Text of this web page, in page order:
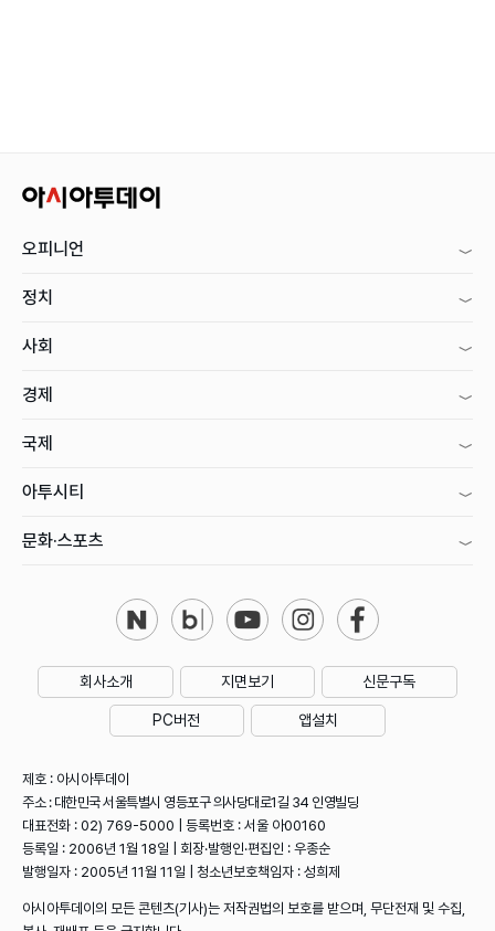
오피니언
정치
사회
경제
국제
아투시티
문화·스포츠
회사소개 지면보기 신문구독
PC버전 앱설치
제호 : 아시아투데이
주소 : 대한민국 서울특별시 영등포구 의사당대로1길 34 인영빌딩
대표전화 : 02) 769-5000 | 등록번호 : 서울 아00160
등록일 : 2006년 1월 18일 | 회장·발행인·편집인 : 우종순
발행일자 : 2005년 11월 11일 | 청소년보호책임자 : 성희제
아시아투데이의 모든 콘텐츠(기사)는 저작권법의 보호를 받으며, 무단전재 및 수집,